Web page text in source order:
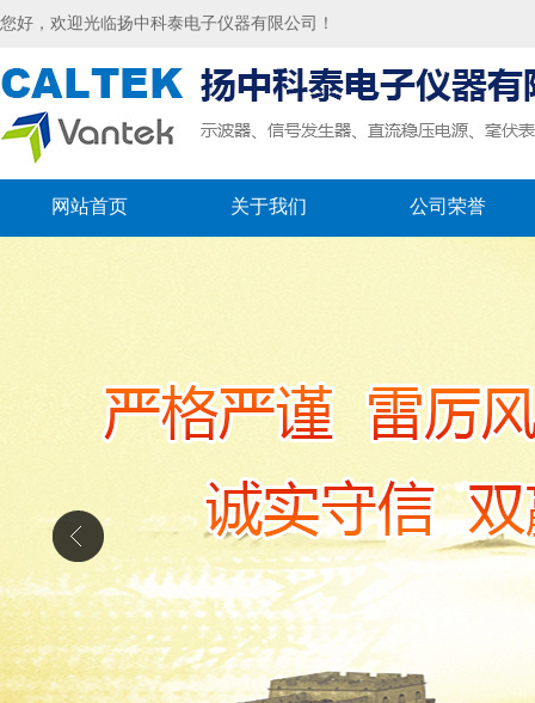
您好，欢迎光临扬中科泰电子仪器有限公司！
网站首页 关于我们 公司荣誉